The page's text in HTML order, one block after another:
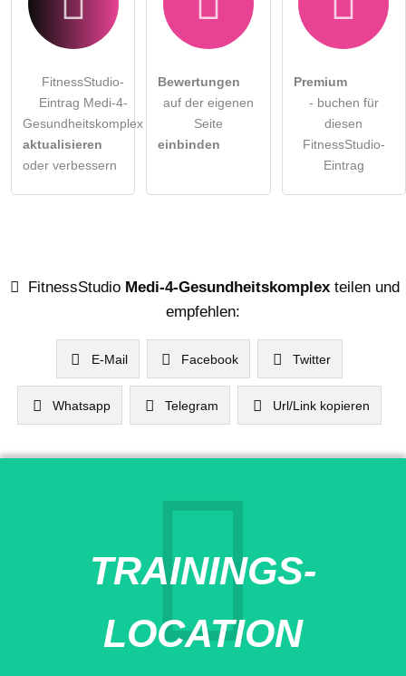
FitnessStudio-
Eintrag Medi-4-
Gesundheitskomplex
aktualisieren
oder verbessern
Bewertungen
auf der eigenen
Seite
einbinden
Premium
- buchen für
diesen
FitnessStudio-
Eintrag
FitnessStudio Medi-4-Gesundheitskomplexteilen und
empfehlen:
E-Mail Facebook Twitter
Whatsapp Telegram Url/Link kopieren
TRAININGS-
LOCATION